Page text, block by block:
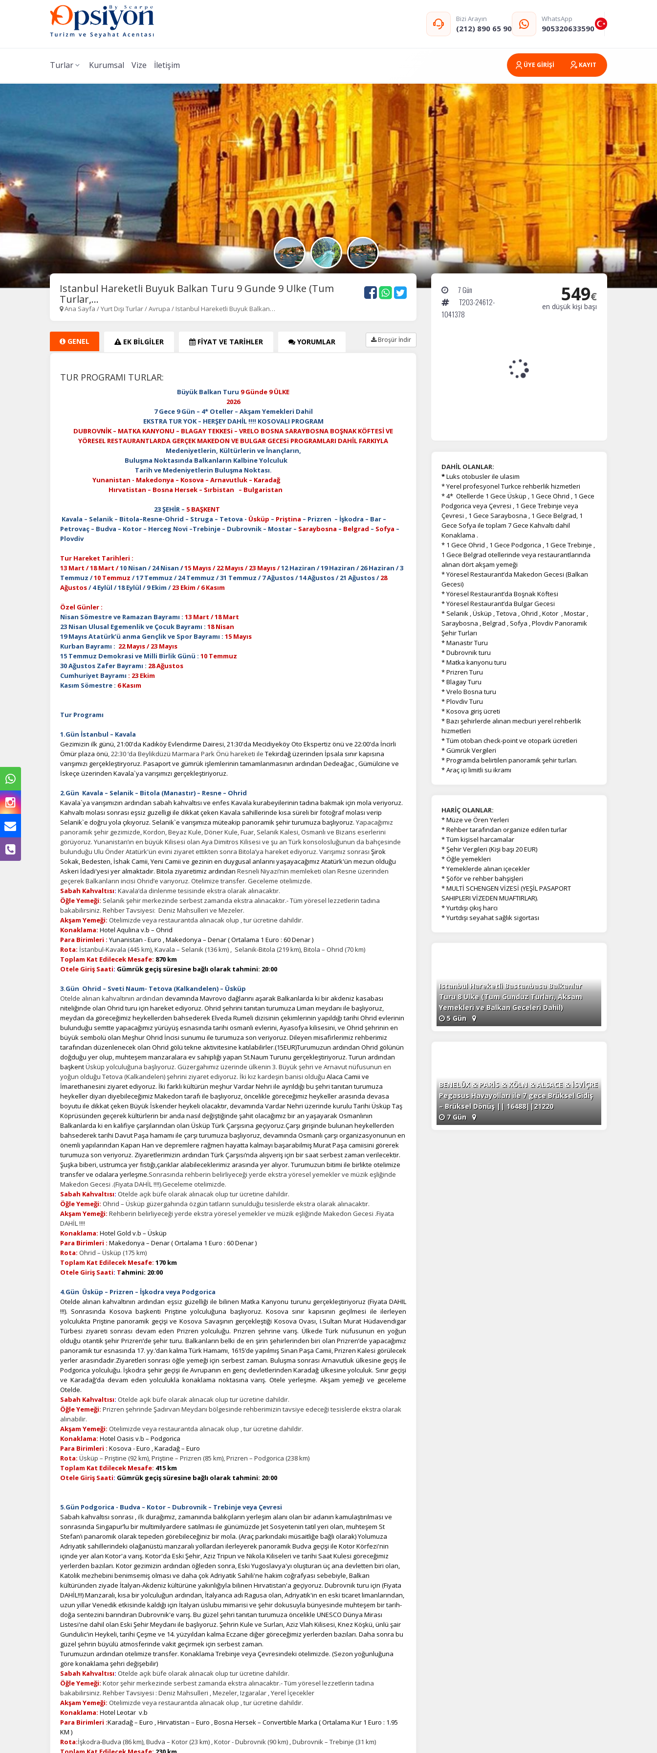
Bizi Arayın
(212) 890 65 90
WhatsApp
905320633590
Turlar Kurumsal Vize İletişim ÜYE GİRİŞİ KAYIT
ÇEREZ KULLANIM AYARLARINIZ
Çerez tercihlerinizi belirleyin
depolayabilir, bunları yurt içi ve yurt dışındaki hizmet sağlayıcılarla paylaşabiliriz. Buna
izin vermemeyi seçebilirsiniz ancak bu durumda sitemiz umduğumuz gibi çalışmaya
bilir.Daha fazla bilgi içinKVKK bilgilendirmemizi,çerez kullanımve
inceleyebilirsiniz.
Zorunlu Çerezler HER ZAMAN AKTIF
Oturum yönetimi, güvenlik ve temel site işlevleri için gereklidir. Bu
çerezler olmadan site düzgün çalışmaz ve devre dışı bırakılamaz.
İstatistik Çerezleri
Ziyaretçilerin siteyi nasıl kullandığını anonim olarak ölçeriz. Hangi
sayfaların popüler olduğunu ve kullanıcıların nerede zorluk yaşadığını
anlamamıza yardımcı olur.
Pazarlama Çerezleri
Size ve ilgi alanlarınıza uygun reklamlar göstermek için kullanılır.
Kapatırsanız reklamları görmeye devam edersiniz, ancak daha az
alakalı olabilirler.
Istanbul Hareketli Buyuk Balkan Turu 9 Gunde 9 Ulke (Tum
Turlar,...
Ana Sayfa /Yurt Dışı Turlar/Avrupa / Istanbul Hareketli Buyuk Balkan…
GENEL EK BİLGİLER FİYAT VE TARİHLER YORUMLAR Broşür İndir
TUR PROGRAMI TURLAR:
Büyük Balkan Turu 9 Günde 9 ÜLKE
2026
7 Gece 9 Gün – 4* Oteller – Akşam Yemekleri Dahil
EKSTRA TUR YOK – HERŞEY DAHİL !!!! KOSOVALI PROGRAM
DUBROVNİK – MATKA KANYONU – BLAGAY TEKKESi – VRELO BOSNA SARAYBOSNA BOŞNAK KÖFTESİ VE
YÖRESEL RESTAURANTLARDA GERÇEK MAKEDON VE BULGAR GECESi PROGRAMLARI DAHİL FARKIYLA
Medeniyetlerin, Kültürlerin ve İnançların,
Buluşma Noktasında Balkanların Kalbine Yolculuk
Tarih ve Medeniyetlerin Buluşma Noktası.
Yunanistan - Makedonya – Kosova – Arnavutluk – Karadağ
Hırvatistan – Bosna Hersek – Sırbistan – Bulgaristan
23 ŞEHİR – 5 BAŞKENT
Kavala – Selanik – Bitola–Resne-Ohrid – Struga – Tetova - Üsküp – Priştina – Prizren – İşkodra – Bar –
Petrovaç – Budva – Kotor – Herceg Novi –Trebinje – Dubrovnik – Mostar – Saraybosna – Belgrad – Sofya –
Plovdiv
Tur Hareket Tarihleri :
13 Mart / 18 Mart /10 Nisan / 24 Nisan /15 Mayıs / 22 Mayıs / 23 Mayıs /12 Haziran / 19 Haziran / 26 Haziran / 3
Temmuz /10 Temmuz / 17 Temmuz / 24 Temmuz / 31 Temmuz / 7 Ağustos / 14 Ağustos / 21 Ağustos /28
Ağustos/ 4 Eylül / 18 Eylül / 9 Ekim /23 Ekim / 6 Kasım
Özel Günler :
Nisan Sömestre ve Ramazan Bayramı : 13 Mart / 18 Mart
23 Nisan Ulusal Egemenlik ve Çocuk Bayramı : 18 Nisan
19 Mayıs Atatürk’ü anma Gençlik ve Spor Bayramı : 15 Mayıs
Kurban Bayramı : 22 Mayıs / 23 Mayıs
15 Temmuz Demokrasi ve Milli Birlik Günü : 10 Temmuz
30 Ağustos Zafer Bayramı : 28 Ağustos
Cumhuriyet Bayramı : 23 Ekim
Kasım Sömestre : 6 Kasım
Tur Programı
1.Gün İstanbul – Kavala
Gezimizin ilk günü, 21:00'da Kadıköy Evlendirme Dairesi, 21:30'da Mecidiyeköy Oto Ekspertiz önü ve 22:00'da İncirli
Ömür plaza önü, 22:30 ‘da Beylikdüzü Marmara Park Önü hareketi ile Tekirdağ üzerinden İpsala sınır kapısına
varışımızı gerçekleştiryoruz. Pasaport ve gümrük işlemlerinin tamamlanmasının ardından Dedeağac , Gümülcine ve
İskeçe üzerinden Kavala`ya varışımızı gerçekleştiriyoruz.
2.Gün Kavala – Selanik – Bitola (Manastır) – Resne – Ohrid
Kavala`ya varışımızın ardından sabah kahvaltısı ve enfes Kavala kurabeyilerinin tadına bakmak için mola veriyoruz.
Kahvaltı molası sonrası eşsiz guzelligi ile dikkat çeken Kavala sahillerinde kısa süreli bir fotoğraf molası verip
Selanik`e doğru yola çıkıyoruz. Selanik`e varışımıza müteakip panoramik şehir turumuza başlıyoruz. Yapacağımız
panoramik şehir gezimizde, Kordon, Beyaz Kule, Döner Kule, Fuar, Selanik Kalesi, Osmanlı ve Bizans eserlerini
görüyoruz. Yunanistan’ın en büyük Kilisesi olan Aya Dimitros Kilisesi ve şu an Türk konsolosluğunun da bahçesinde
bulunduğu Ulu Önder Atatürk'ün evini ziyaret ettikten sonra Bitola’ya hareket ediyoruz. Varışımız sonrası Şirok
Sokak, Bedesten, İshak Camii, Yeni Camii ve gezinin en duygusal anlarını yaşayacağımız Atatürk'ün mezun olduğu
Askeri İdadi'yesi yer almaktadır. Bitola ziyaretimiz ardından Resneli Niyazi’nin memleketi olan Resne üzerinden
geçerek Balkanların incisi Ohrid’e varıyoruz. Otelimize transfer. Geceleme otelimizde.
Sabah Kahvaltısı: Kavala’da dinlenme tesisinde ekstra olarak alınacaktır.
Öğle Yemeği: Selanik şehir merkezinde serbest zamanda ekstra alınacaktır.-Tüm yöresel lezzetlerin tadına
bakabilirsiniz. Rehber Tavsiyesi: Deniz Mahsulleri ve Mezeler.
Akşam Yemeği: Otelimizde veya restaurantda alınacak olup , tur ücretine dahildir.
Konaklama: Hotel Aqulina v.b – Ohrid
Para Birimleri : Yunanistan - Euro , Makedonya – Denar ( Ortalama 1 Euro : 60 Denar )
Rota: İstanbul-Kavala (445 km), Kavala – Selanik (136 km) , Selanik-Bitola (219 km), Bitola – Ohrid (70 km)
Toplam Kat Edilecek Mesafe: 870 km
Otele Giriş Saati: Gümrük geçiş süresine bağlı olarak tahmini: 20:00
3.Gün Ohrid – Sveti Naum- Tetova (Kalkandelen) – Üsküp
Otelde alınan kahvaltının ardından devamında Mavrovo dağlarını aşarak Balkanlarda ki bir akdeniz kasabası
niteliğinde olan Ohrid turu için hareket ediyoruz. Ohrid şehrini tanıtan turumuza Liman meydanı ile başlıyoruz,
meydan da göreceğimiz heykellerden bahsederek Elveda Rumeli dizisinin çekimlerinin yapıldığı tarihi Ohrid evlerinin
bulunduğu semtte yapacağımız yürüyüş esnasında tarihi osmanlı evlerini, Ayasofya kilisesini, ve Ohrid şehrinin en
büyük sembolü olan Meşhur Ohrid İncisi sunumu ile turumuza son veriyoruz. Dileyen misafirlerimiz rehberimiz
tarafından düzenlenecek olan Ohrid gölü tekne aktivitesine katılabilirler.(15EUR)Turumuzun ardından Ohrid gölünün
doğduğu yer olup, muhteşem manzaralara ev sahipliği yapan St.Naum Turunu gerçekleştiriyoruz. Turun ardından
başkentÜsküp yolculuğuna başlıyoruz. Güzergahımız üzerinde ülkenin 3. Büyük şehri ve Arnavut nüfusunun en
yoğun olduğu Tetova (Kalkandelen) şehrini ziyaret ediyoruz. İki kız kardeşin banisi olduğu Alaca Camii ve
İmarethanesini ziyaret ediyoruz. İki farklı kültürün meşhur Vardar Nehri ile ayrıldığı bu şehri tanıtan turumuza
heykeller diyarı diyebileceğimiz Makedon tarafı ile başlıyoruz, öncelikle göreceğimiz heykeller arasında devasa
boyutu ile dikkat çeken Büyük İskender heykeli olacaktır, devamında Vardar Nehri üzerinde kurulu Tarihi Üsküp Taş
Köprüsünden geçerek kültürlerin bir anda nasıl değiştiğinde şahit olacağımız bir an yaşayarak Osmanlının
Balkanlarda ki en kalifiye çarşılarından olan Üsküp Türk Çarşısına geçiyoruz.Çarşı girişinde bulunan heykellerden
bahsederek tarihi Davut Paşa hamamı ile çarşı turumuza başlıyoruz, devamında Osmanlı çarşı organizasyonunun en
önemli yapılarından Kapan Han ve depremlere rağmen hayatta kalmayı başarabilmiş Murat Paşa camiisini görerek
turumuza son veriyoruz. Ziyaretlerimizin ardından Türk Çarşısı’nda alışveriş için bir saat serbest zaman verilecektir.
Şuşka biberi, ustrumca yer fıstığı,çarıklar alabileceklerimiz arasında yer alıyor. Turumuzun bitimi ile birlikte otelimize
transfer ve odalara yerleşme.Sonrasında rehberin belirliyeceği yerde ekstra yöresel yemekler ve müzik eşliğinde
Makedon Gecesi .(Fiyata DAHİL !!!!).Geceleme otelimizde.
Sabah Kahvaltısı: Otelde açık büfe olarak alınacak olup tur ücretine dahildir.
Öğle Yemeği: Ohrid – Üsküp güzergahında özgün tatların sunulduğu tesislerde ekstra olarak alınacaktır.
Akşam Yemeği: Rehberin belirliyeceği yerde ekstra yöresel yemekler ve müzik eşliğinde Makedon Gecesi .Fiyata
DAHİL !!!!
Konaklama: Hotel Gold v.b – Üsküp
Para Birimleri : Makedonya – Denar ( Ortalama 1 Euro : 60 Denar )
Rota: Ohrid – Üsküp (175 km)
Toplam Kat Edilecek Mesafe: 170 km
Otele Giriş Saati: Tahmini: 20:00
4.Gün Üsküp – Prizren – İşkodra veya Podgorica
Otelde alınan kahvaltının ardından eşsiz güzelliği ile bilinen Matka Kanyonu turunu gerçekleştiriyoruz (Fiyata DAHIL
!!!). Sonrasında Kosova başkenti Priştine yolculuğuna başlıyoruz. Kosova sınır kapısının geçilmesi ile ilerleyen
yolculukta Priştine panoramik geçişi ve Kosova Savaşının gerçekleştiği Kosova Ovası, I.Sultan Murat Hüdavendigar
Türbesi ziyareti sonrası devam eden Prizren yolculuğu. Prizren şehrine varış. Ülkede Türk nüfusunun en yoğun
olduğu otantik şehir Prizren’de şehir turu. Balkanların belki de en şirin şehirlerinden biri olan Prizren’de yapacağımız
panoramik tur esnasında 17. yy.’dan kalma Türk Hamamı, 1615’de yapılmış Sinan Paşa Camii, Prizren Kalesi görülecek
yerler arasındadır.Ziyaretleri sonrası öğle yemeği için serbest zaman. Buluşma sonrası Arnavutluk ülkesine geçiş ile
Podgorica yolculuğu. İşkodra şehir geçişi ile Avrupanın en genç devletlerinden Karadağ ülkesine yolculuk. Sınır geçişi
ve Karadağ’da devam eden yolculukla konaklama noktasına varış. Otele yerleşme. Akşam yemeği ve geceleme
Otelde.
Sabah Kahvaltısı: Otelde açık büfe olarak alınacak olup tur ücretine dahildir.
Öğle Yemeği: Prizren şehrinde Şadırvan Meydanı bölgesinde rehberimizin tavsiye edeceği tesislerde ekstra olarak
alınabilir.
Akşam Yemeği: Otelimizde veya restaurantda alınacak olup , tur ücretine dahildir.
Konaklama: Hotel Oasis v.b – Podgorica
Para Birimleri : Kosova - Euro , Karadağ – Euro
Rota: Üsküp – Priştine (92 km), Priştine – Prizren (85 km), Prizren – Podgorica (238 km)
Toplam Kat Edilecek Mesafe: 415 km
Otele Giriş Saati: Gümrük geçiş süresine bağlı olarak tahmini: 20:00
5.Gün Podgorica - Budva – Kotor – Dubrovnik – Trebinje veya Çevresi
Sabah kahvaltısı sonrası ,ilkdurağımız, zamanında balıkçıların yerleşim alanı olan bir adanın kamulaştırılması ve
sonrasında Singapur’lu bir multimilyardere satılması ile günümüzde Jet Sosyetenin tatil yeri olan, muhteşem St
Stefan’ı panaromik olarak tepeden görebileceğiniz bir mola. (Araç parkındaki müsaitliğe bağlı olarak) Yolumuza
Adriyatik sahillerindeki olağanüstü manzaralı yollardan ilerleyerek panoramik Budva geçişi ile Kotor Körfezi'nin
içinde yer alan Kotor'a varış. Kotor'da Eski Şehir, Aziz Tripun ve Nikola Kiliseleri ve tarihi Saat Kulesi göreceğimiz
yerlerden bazıları. Kotor gezimizin ardından öğleden sonra, Eski Yugoslavya'yı oluşturan üç ana devletten biri olan,
Katolik mezhebini benimsemiş olması ve daha çok Adriyatik Sahili'ne hakim coğrafyası sebebiyle, Balkan
kültüründen ziyade İtalyan-Akdeniz kültürüne yakınlığıyla bilinen Hırvatistan'a geçiyoruz. Dubrovnik turu için (Fiyata
DAHİL!!!) Manzaralı, kısa bir yolculuğun ardından, İtalyanca adı Ragusa olan, Adriyatik'in en eski ticaret limanlarından,
uzun yıllar Venedik etkisinde kaldığı için İtalyan üslubu mimarisi ve şehir dokusuyla bünyesinde muhteşem bir tarih-
doğa sentezini barındıran Dubrovnik'e varış. Bu güzel şehri tanıtan turumuza öncelikle UNESCO Dünya Mirası
Listesi'ne dahil olan Eski Şehir Meydanı ile başlıyoruz. Şehrin Kule ve Surları, Aziz Vlah Kilisesi, Knez Köşkü, ünlü şair
Gundulic'in Heykeli, tarihi Çeşme ve 14. yüzyıldan kalma Eczane diğer göreceğimiz yerlerden bazıları. Daha sonra bu
güzel şehrin büyülü atmosferinde vakit geçirmek için serbest zaman.
Turumuzun ardından otelimize transfer. Konaklama Trebinje veya Çevresindeki otelimizde. (Sezon yoğunluğuna
göre konaklama şehri değişebilir)
Sabah Kahvaltısı: Otelde açık büfe olarak alınacak olup tur ücretine dahildir.
Öğle Yemeği: Kotor şehir merkezinde serbest zamanda ekstra alınacaktır.-Tüm yöresel lezzetlerin tadına
bakabilirsiniz. Rehber Tavsiyesi : Deniz Mahsulleri , Mezeler, Izgaralar , Yerel İçecekler
Akşam Yemeği: Otelimizde veya restaurantda alınacak olup , tur ücretine dahildir.
Konaklama: Hotel Leotar v.b
Para Birimleri :Karadağ – Euro , Hırvatistan – Euro , Bosna Hersek – Convertible Marka ( Ortalama Kur 1 Euro : 1.95
KM )
Rota:İşkodra-Budva (86 km), Budva – Kotor (23 km) , Kotor - Dubrovnik (90 km) , Dubrovnik – Trebinje (31 km)
7 Gün
T203-24612-
1041378
549€
en düşük kişi başı
DAHİL OLANLAR:
*Luks otobusler ile ulasim
* Yerel profesyonel Turkce rehberlik hizmetleri
* 4* Otellerde 1 Gece Üsküp , 1 Gece Ohrid , 1 Gece
Podgorica veya Çevresi , 1 Gece Trebinje veya
Çevresi , 1 Gece Saraybosna , 1 Gece Belgrad, 1
Gece Sofya ile toplam 7 Gece Kahvaltı dahil
Konaklama .
* 1 Gece Ohrid , 1 Gece Podgorica , 1 Gece Trebinje ,
1 Gece Belgrad otellerinde veya restaurantlarında
alınan dört akşam yemeği
* Yöresel Restaurant’da Makedon Gecesi (Balkan
Gecesi)
* Yöresel Restaurant’da Boşnak Köftesi
* Yöresel Restaurant’da Bulgar Gecesi
* Selanik , Üsküp , Tetova , Ohrid , Kotor , Mostar ,
Saraybosna , Belgrad , Sofya , Plovdiv Panoramik
Şehir Turları
* Manastır Turu
* Dubrovnik turu
* Matka kanyonu turu
* Prizren Turu
* Blagay Turu
* Vrelo Bosna turu
* Plovdiv Turu
* Kosova giriş ücreti
* Bazı şehirlerde alınan mecburi yerel rehberlik
hizmetleri
* Tüm otoban check-point ve otopark ücretleri
* Gümrük Vergileri
* Programda belirtilen panoramik şehir turları.
* Araç içi limitli su ikramı
HARİÇ OLANLAR:
*Müze ve Ören Yerleri
* Rehber tarafından organize edilen turlar
* Tüm kişisel harcamalar
* Şehir Vergileri (Kişi başı 20 EUR)
* Öğle yemekleri
* Yemeklerde alınan içecekler
* Şöför ve rehber bahşişleri
* MULTİ SCHENGEN VİZESİ (YEŞİL PASAPORT
SAHIPLERI VİZEDEN MUAFTIRLAR).
* Yurtdışı çıkış harcı
* Yurtdışı seyahat sağlık sigortası
Istanbul Hareketli Bastanbasa Balkanlar
Turu 8 Ulke (Tum Gunduz Turları, Aksam
Yemekleri ve Balkan Geceleri Dahil)
5 Gün
BENELÜX & PARİS & KÖLN & ALSACE & İSVİÇRE
Pegasus Havayolları ile 7 gece Brüksel Gidiş
– Brüksel Dönüş || 16488||21220
7 Gün